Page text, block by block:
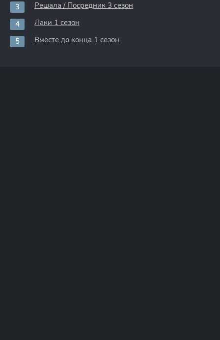
Решала / Посредник 3 сезон
Лаки 1 сезон
Вместе до конца 1 сезон